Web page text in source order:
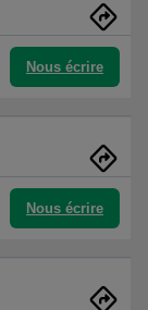
Nous écrire
Nous écrire